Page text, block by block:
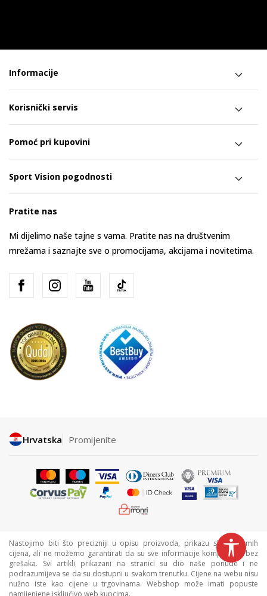
Informacije
Korisnički servis
Pomoć pri kupovini
Sport Vision pogodnosti
Pratite nas
Mi dijelimo naše tajne s vama. Pratite nas na društvenim
mrežama i saznajte sve o promocijama, akcijama i novitetima.
Hrvatska Promijenite
Nastojimo biti što precizniji u opisu proizvoda, prikazu slika i samih
cijena, ali ne možemo garantirati da su sve informacije kompletne i bez
grešaka. Svi artikli prikazani na stranici su dio naše ponude i ne
podrazumijeva se da su dostupni u svakom trenutku. Cijene na webu nisu
nužno iste kao cijene u trgovinama. Webshop može imati popuste
namijenjene isključivo web kupcima.